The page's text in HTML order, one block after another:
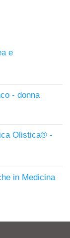
e
- donna
Olistica® -
in Medicina